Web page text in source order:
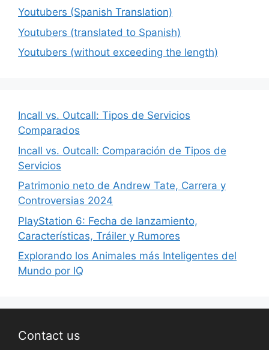
Youtubers (Spanish Translation)
Youtubers (translated to Spanish)
Youtubers (without exceeding the length)
Incall vs. Outcall: Tipos de Servicios
Comparados
Incall vs. Outcall: Comparación de Tipos de
Servicios
Patrimonio neto de Andrew Tate, Carrera y
Controversias 2024
PlayStation 6: Fecha de lanzamiento,
Características, Tráiler y Rumores
Explorando los Animales más Inteligentes del
Mundo por IQ
Contact us